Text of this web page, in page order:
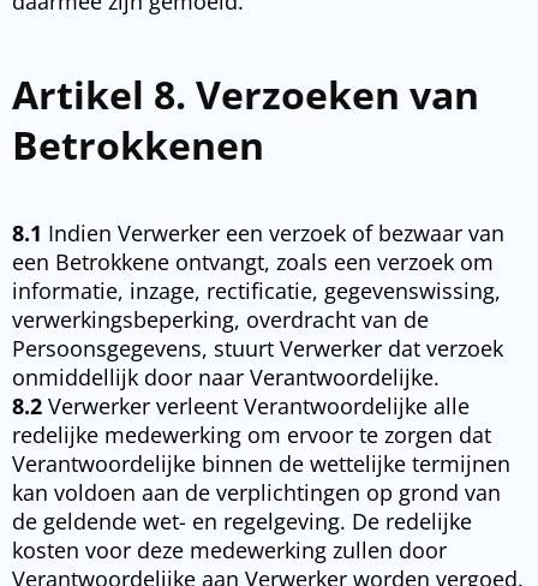
Artikel 8. Verzoeken van
Betrokkenen
8.1 Indien Verwerker een verzoek of bezwaar van
een Betrokkene ontvangt, zoals een verzoek om
informatie, inzage, rectificatie, gegevenswissing,
verwerkingsbeperking, overdracht van de
Persoonsgegevens, stuurt Verwerker dat verzoek
onmiddellijk door naar Verantwoordelijke.
8.2 Verwerker verleent Verantwoordelijke alle
redelijke medewerking om ervoor te zorgen dat
Verantwoordelijke binnen de wettelijke termijnen
kan voldoen aan de verplichtingen op grond van
de geldende wet- en regelgeving. De redelijke
kosten voor deze medewerking zullen door
Verantwoordelijke aan Verwerker worden vergoed.